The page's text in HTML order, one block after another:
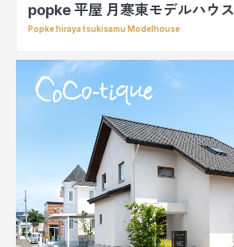
popke 平屋 月寒東モデルハウス
Popke hiraya tsukisamu Modelhouse